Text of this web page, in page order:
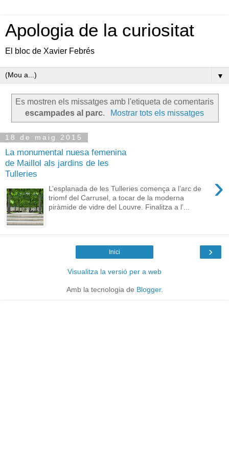
Apologia de la curiositat
El bloc de Xavier Febrés
▼
Es mostren els missatges amb l'etiqueta de comentaris
escampades al parc. Mostrar tots els missatges
18 de maig 2015
La monumental nuesa femenina
de Maillol als jardins de les
Tulleries
›
L’esplanada de les Tulleries comença a l’arc de
triomf del Carrusel, a tocar de la moderna
piràmide de vidre del Louvre. Finalitza a l’...
›
Inici
Visualitza la versió per a web
Amb la tecnologia de Blogger.